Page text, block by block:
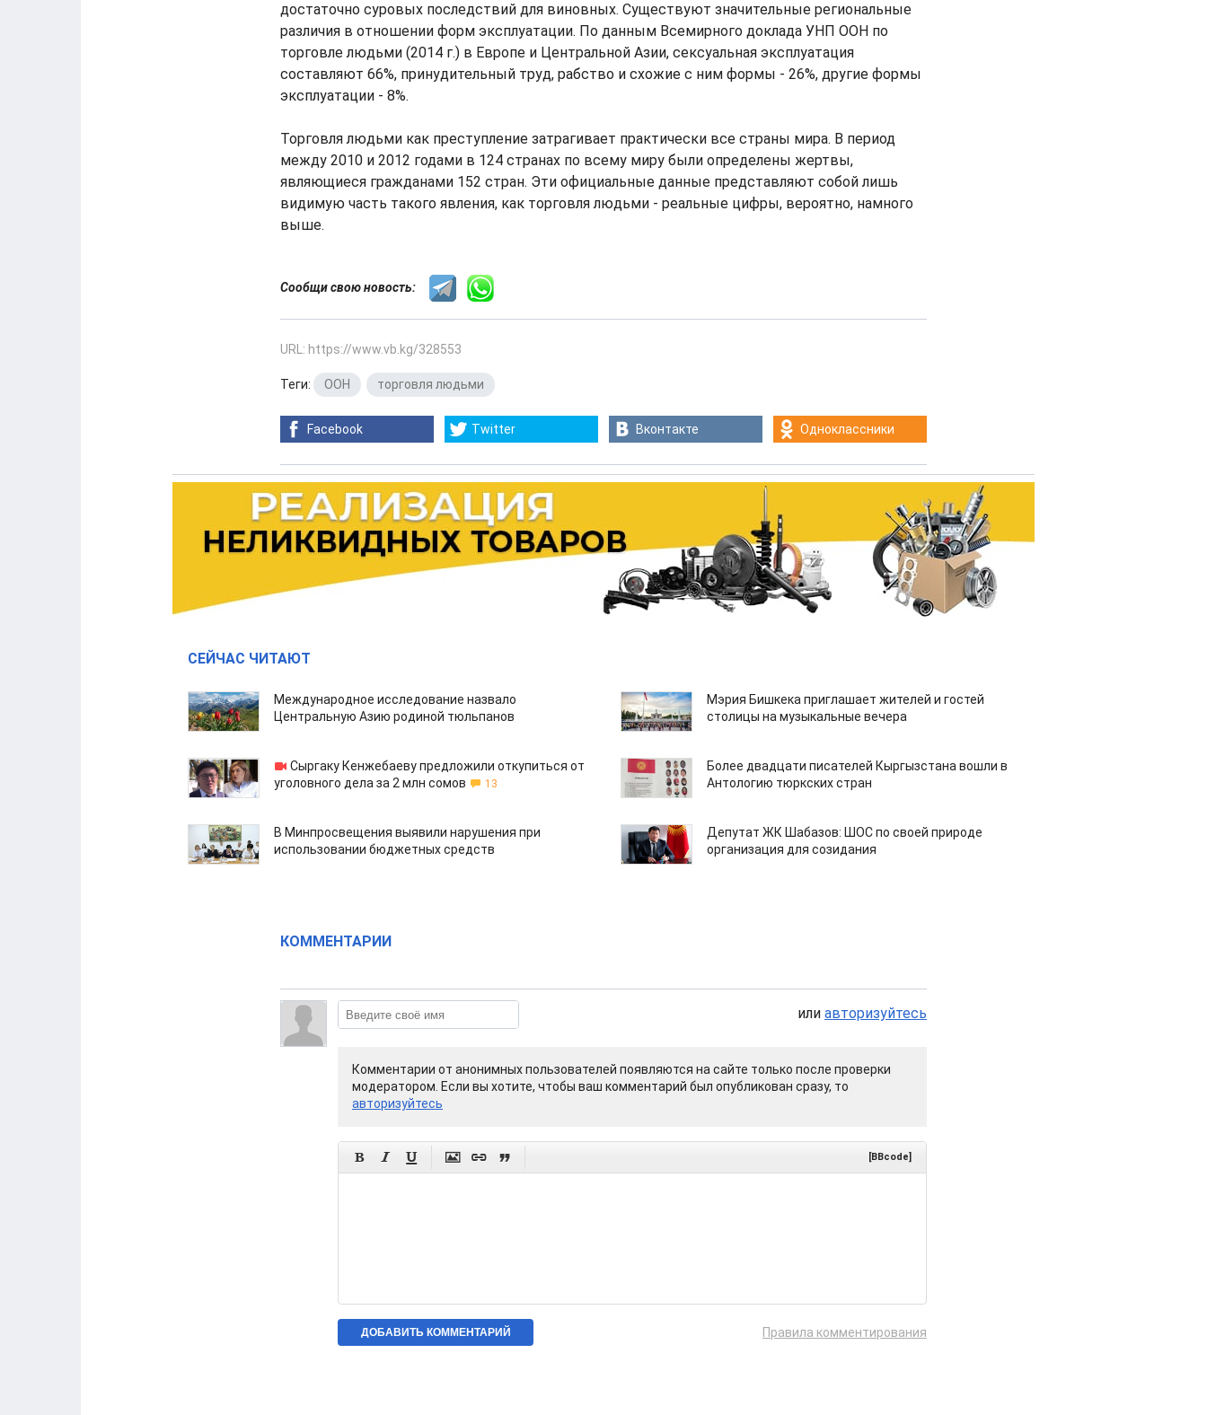
достаточно суровых последствий для виновных. Существуют значительные региональные
различия в отношении форм эксплуатации. По данным Всемирного доклада УНП ООН по
торговле людьми (2014 г.) в Европе и Центральной Азии, сексуальная эксплуатация
составляют 66%, принудительный труд, рабство и схожие с ним формы - 26%, другие формы
эксплуатации - 8%.
Торговля людьми как преступление затрагивает практически все страны мира. В период
между 2010 и 2012 годами в 124 странах по всему миру были определены жертвы,
являющиеся гражданами 152 стран. Эти официальные данные представляют собой лишь
видимую часть такого явления, как торговля людьми - реальные цифры, вероятно, намного
выше.
Сообщи свою новость:
URL: https://www.vb.kg/328553
Теги: ООН торговля людьми
Facebook Twitter Вконтакте Одноклассники
СЕЙЧАС ЧИТАЮТ
Международное исследование назвало
Центральную Азию родиной тюльпанов
Мэрия Бишкека приглашает жителей и гостей
столицы на музыкальные вечера
Сыргаку Кенжебаеву предложили откупиться от
уголовного дела за 2 млн сомов
13
Более двадцати писателей Кыргызстана вошли в
Антологию тюркских стран
В Минпросвещения выявили нарушения при
использовании бюджетных средств
Депутат ЖК Шабазов: ШОС по своей природе
организация для созидания
КОММЕНТАРИИ
или авторизуйтесь
Комментарии от анонимных пользователей появляются на сайте только после проверки
модератором. Если вы хотите, чтобы ваш комментарий был опубликован сразу, то
авторизуйтесь
      [BBcode]
Правила комментирования